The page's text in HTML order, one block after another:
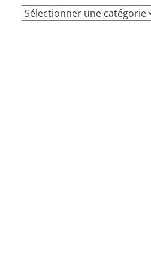
Recherche